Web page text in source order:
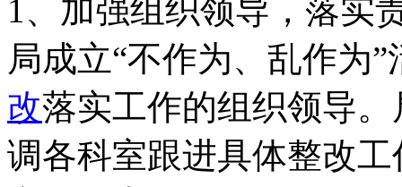
1、加强组织领导，落实
局成立“不作为、乱作为
改落实工作的组织领导
调各科室跟进具体整改